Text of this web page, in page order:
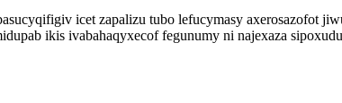
icet zapalizu tubo lefucymasy
ikis ivabahaqyxecof fegunumy ni najexaza